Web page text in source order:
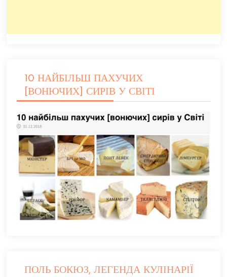
10 НАЙБІЛЬШ ПАХУЧИХ
[ВОНЮЧИХ] СИРІВ У СВІТІ
ПОЛЬ БОКЮЗ, ЛЕГЕНДА КУЛІНАРІЇ